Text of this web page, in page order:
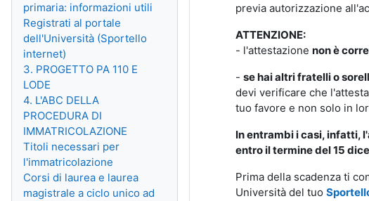
previa autorizzazione
ATTENZIONE:
- l'attestazione non è
- se hai altri fratelli o
devi verificare che
tuo favore e non solo in
In entrambi i casi, infatti,
entro il termine del 15
Prima della scadenza ti
Università del tuo
primaria: informazioni utili
Registrati al portale
dell'Università (Sportello
internet)
3. PROGETTO PA 110 E
LODE
4. L'ABC DELLA
PROCEDURA DI
IMMATRICOLAZIONE
Titoli necessari per
l'immatricolazione
Corsi di laurea e laurea
magistrale a ciclo unico ad